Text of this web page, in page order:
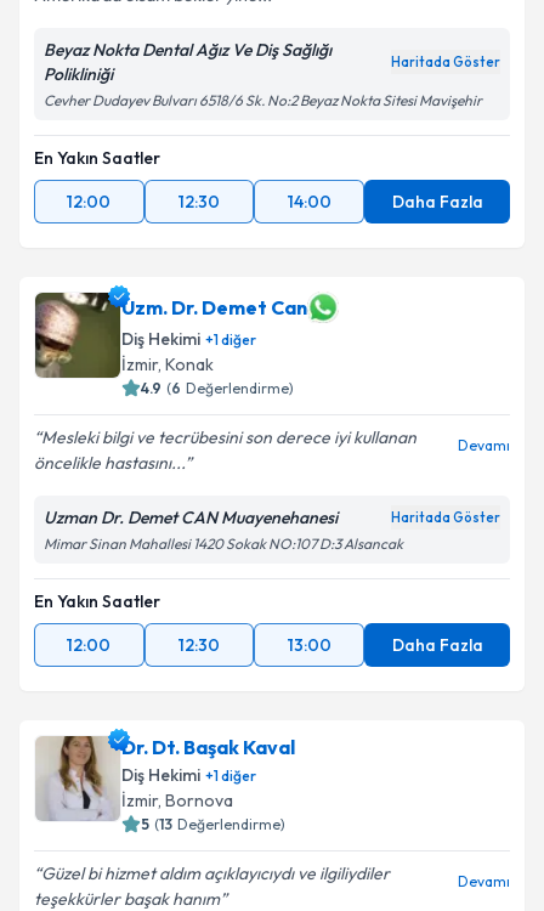
Takvim Talebini Gönder
Beyaz Nokta Dental Ağız Ve Diş Sağlığı
Polikliniği
Haritada Göster
Cevher Dudayev Bulvarı 6518/6 Sk. No:2 Beyaz Nokta Sitesi Mavişehir
En Yakın Saatler
12:00
12:30 14:00 Daha Fazla
Uzm. Dr. Demet Can
Diş Hekimi +1diğer
İzmir, Konak
4.9 (6 Değerlendirme)
Mesleki bilgi ve tecrübesini son derece iyi kullanan
öncelikle hastasını...
Devamı
Uzman Dr. Demet CAN Muayenehanesi Haritada Göster
Mimar Sinan Mahallesi 1420 Sokak NO:107 D:3 Alsancak
En Yakın Saatler
12:00
12:30 13:00 Daha Fazla
Dr. Dt. Başak Kaval
Diş Hekimi +1diğer
İzmir, Bornova
5 (13 Değerlendirme)
Güzel bi hizmet aldım açıklayıcıydı ve ilgiliydiler
teşekkürler başak hanım
Devamı